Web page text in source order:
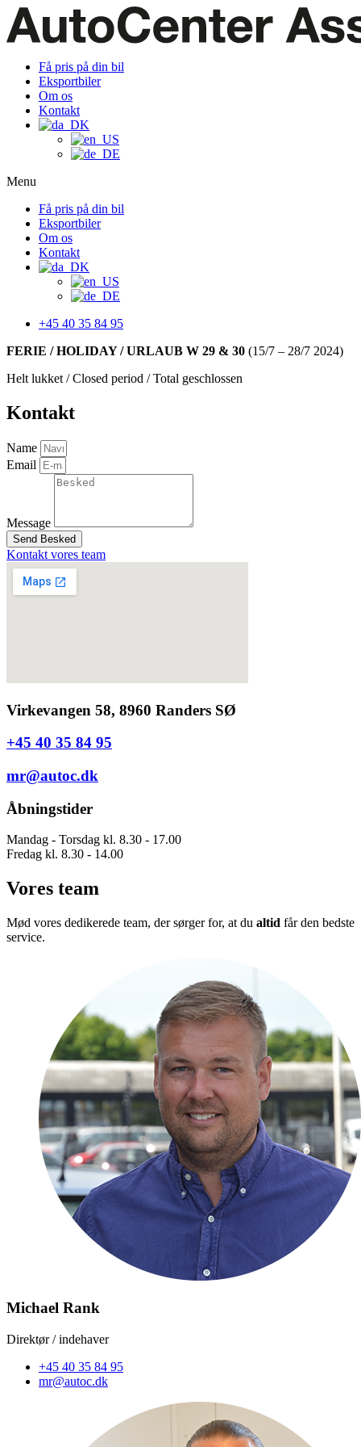
Få pris på din bil
Eksportbiler
Om os
Kontakt
Menu
Få pris på din bil
Eksportbiler
Om os
Kontakt
+45 40 35 84 95
FERIE / HOLIDAY / URLAUB W 29 & 30 (15/7 – 28/7 2024)
Helt lukket / Closed period / Total geschlossen
Kontakt
Name
Email
Message
Send Besked
Kontakt vores team
Virkevangen 58, 8960 Randers SØ
+45 40 35 84 95
mr@autoc.dk
Åbningstider
Mandag - Torsdag kl. 8.30 - 17.00
Fredag kl. 8.30 - 14.00
Vores team
Mød vores dedikerede team, der sørger for, at du altid får den bedste
service.
Michael Rank
Direktør / indehaver
+45 40 35 84 95
mr@autoc.dk